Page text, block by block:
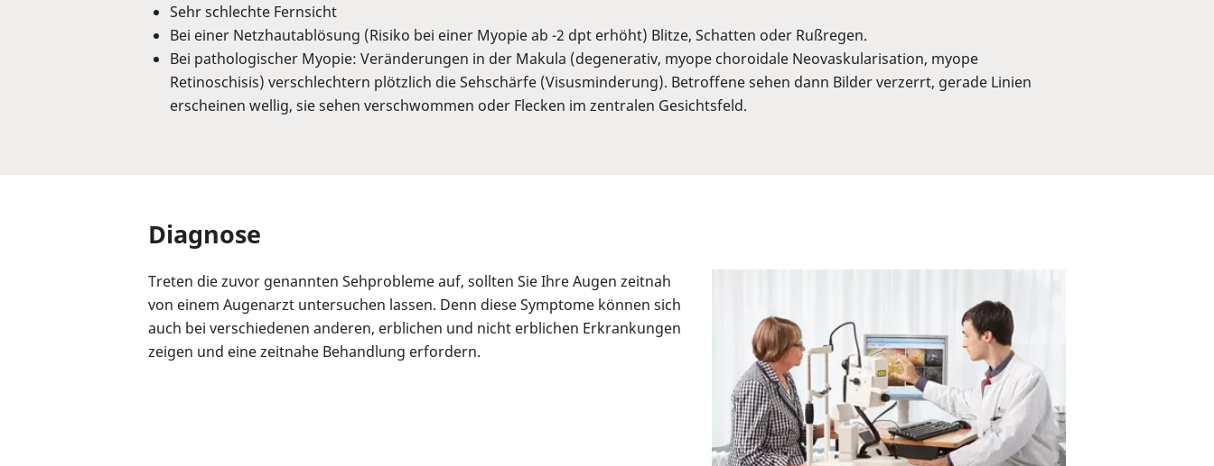
Sehr schlechte Fernsicht
Bei einer Netzhautablösung (Risiko bei einer Myopie ab -2 dpt erhöht) Blitze, Schatten oder Rußregen.
Bei pathologischer Myopie: Veränderungen in der Makula (degenerativ, myope choroidale Neovaskularisation, myope
Retinoschisis) verschlechtern plötzlich die Sehschärfe (Visusminderung). Betroffene sehen dann Bilder verzerrt, gerade Linien
erscheinen wellig, sie sehen verschwommen oder Flecken im zentralen Gesichtsfeld.
Diagnose
Treten die zuvor genannten Sehprobleme auf, sollten Sie Ihre Augen zeitnah
von einem Augenarzt untersuchen lassen. Denn diese Symptome können sich
auch bei verschiedenen anderen, erblichen und nicht erblichen Erkrankungen
zeigen und eine zeitnahe Behandlung erfordern.